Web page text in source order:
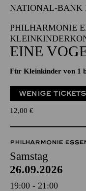
NATIONAL-BANK
PHILHARMONIE
EINE
Für Kleinkinder von 1
WENIGE TICKETS
12,00 €
PHILHARMONIE
Samstag
26.09.2026
19:00 - 21:00